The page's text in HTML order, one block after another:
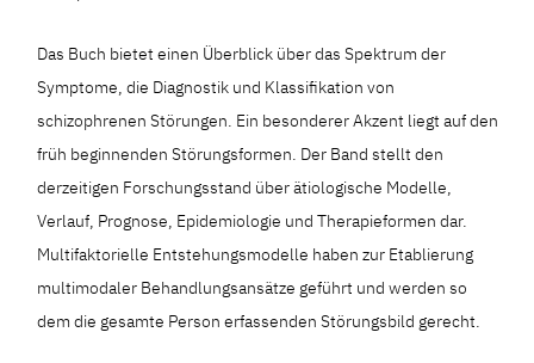
Das Buch bietet einen Überblick über das Spektrum der
Symptome, die ­Diagnostik und Klassifikation von
schizophrenen Störungen. Ein besonderer Akzent liegt auf den
früh beginnenden Störungsformen. Der Band stellt den
derzeitigen Forschungsstand über ätiologische Modelle,
Verlauf, Prognose, ­Epidemiologie und Therapieformen dar.
Multifaktorielle Entstehungsmodelle haben zur Etablierung
multimodaler Behandlungsansätze geführt und werden so
dem die gesamte Person erfassenden Störungsbild gerecht.